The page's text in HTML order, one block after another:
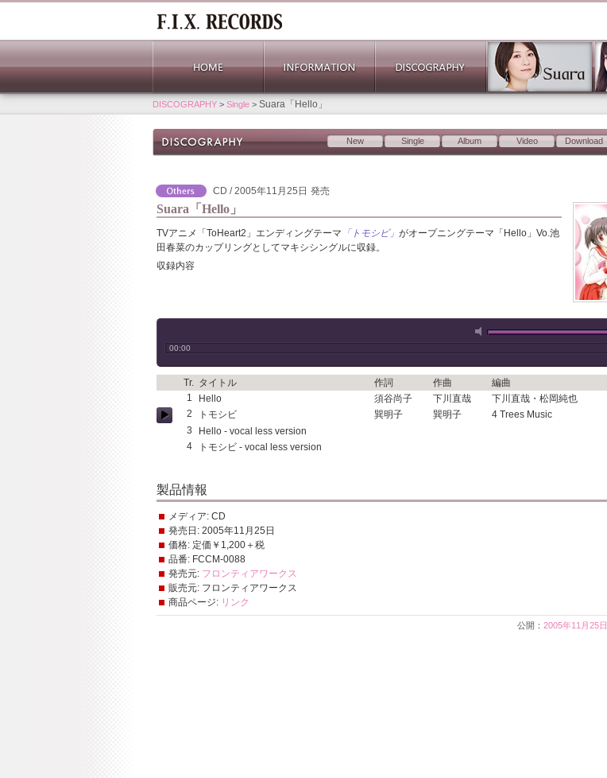
DISCOGRAPHY > Single > Suara「Hello」
New Single Album Video Download
CD / 2005年11月25日 発売
Suara「Hello」
TVアニメ「ToHeart2」エンディングテーマ 「トモシビ」 がオープニングテーマ「Hello」Vo.池
田春菜のカップリングとしてマキシシングルに収録。
収録内容
00:00
Tr. タイトル 作詞 作曲 編曲
1
Hello 須谷尚子 下川直哉 下川直哉・松岡純也
2
トモシビ 巽明子 巽明子 4 Trees Music
3
Hello - vocal less version
4
トモシビ - vocal less version
製品情報
メディア: CD
発売日: 2005年11月25日
価格: 定価￥1,200＋税
品番: FCCM-0088
発売元: フロンティアワークス
販売元: フロンティアワークス
商品ページ: リンク
公開： 2005年11月25日